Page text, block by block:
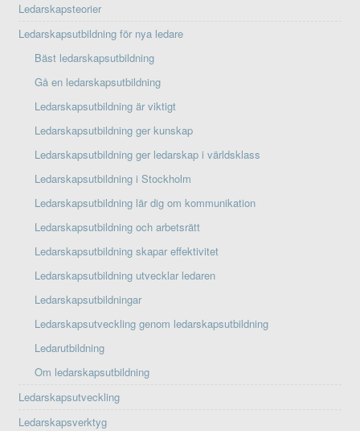
Ledarskapsteorier
Ledarskapsutbildning för nya ledare
Bäst ledarskapsutbildning
Gå en ledarskapsutbildning
Ledarskapsutbildning är viktigt
Ledarskapsutbildning ger kunskap
Ledarskapsutbildning ger ledarskap i världsklass
Ledarskapsutbildning i Stockholm
Ledarskapsutbildning lär dig om kommunikation
Ledarskapsutbildning och arbetsrätt
Ledarskapsutbildning skapar effektivitet
Ledarskapsutbildning utvecklar ledaren
Ledarskapsutbildningar
Ledarskapsutveckling genom ledarskapsutbildning
Ledarutbildning
Om ledarskapsutbildning
Ledarskapsutveckling
Ledarskapsverktyg